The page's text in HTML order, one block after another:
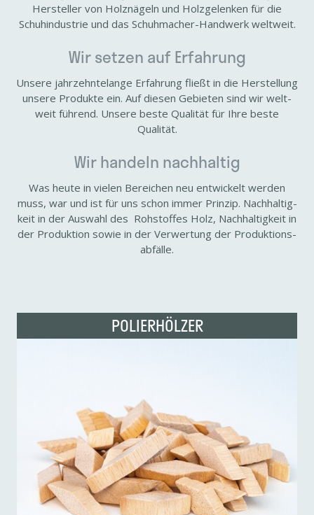
Hersteller von Holz­nä­geln und Holz­ge­lenken für die
Schuh­in­dus­trie und das Schuhmacher-​Handwerk welt­weit.
Wir setzen auf Erfah­rung
Unsere jahr­zehn­te­lange Erfah­rung fließt in die Herstel­lung
unsere Produkte ein. Auf diesen Gebieten sind wir welt­
weit führend. Unsere beste Qualität für Ihre beste
Qualität.
Wir handeln nach­haltig
Was heute in vielen Berei­chen neu entwi­ckelt werden
muss, war und ist für uns schon immer Prinzip. Nach­hal­tig­
keit in der Auswahl des Rohstoffes Holz, Nach­hal­tig­keit in
der Produk­tion sowie in der Verwer­tung der Produk­ti­ons­
ab­fälle.
POLIER­HÖLZER